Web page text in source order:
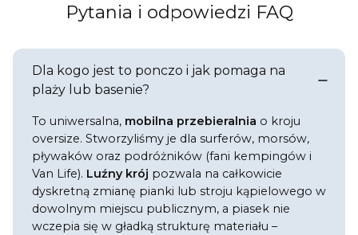
Pytania i odpowiedzi FAQ
Dla kogo jest to ponczo i jak pomaga na
plaży lub basenie?
To uniwersalna, mobilna przebieralnia o kroju
oversize. Stworzyliśmy je dla surferów, morsów,
pływaków oraz podróżników (fani kempingów i
Van Life). Luźny krój pozwala na całkowicie
dyskretną zmianę pianki lub stroju kąpielowego w
dowolnym miejscu publicznym, a piasek nie
wczepia się w gładką strukturę materiału –